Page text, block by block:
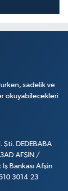
sadelik ve
okuyabilecekleri
Şti. DEDEBABA
AFŞİN /
Bankası Afşin
3014 23